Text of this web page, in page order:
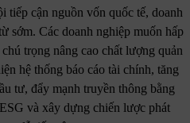
tiếp cận nguồn vốn quốc tế, doanh
sớm. Các doanh nghiệp muốn hấp
trọng nâng cao chất lượng quản
hệ thống báo cáo tài chính, tăng
tư, đẩy mạnh truyền thông bằng
và xây dựng chiến lược phát